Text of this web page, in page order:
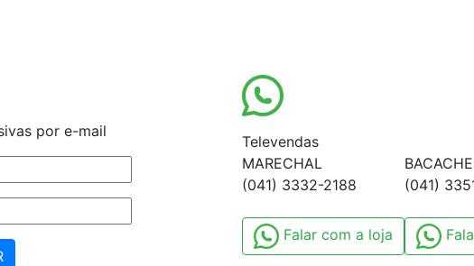
por e-mail
Televendas
MARECHAL
(041) 3332-2188
Falar com a loja
(041)